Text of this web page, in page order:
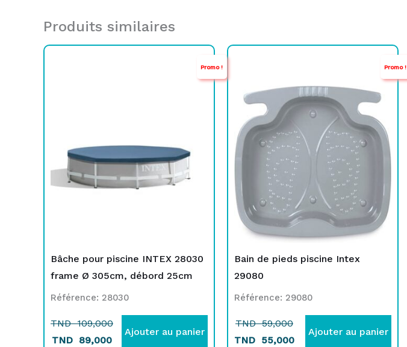
Produits similaires
Promo !
Bâche pour piscine INTEX 28030
frame Ø 305cm, débord 25cm
Référence: 28030
TND109,000
TND 89,000
Ajouter au panier
Promo !
Bain de pieds piscine Intex
29080
Référence: 29080
TND59,000
initial
était :
TND
59,000.
TND 55,000
actuel
est :
TND
55,000.
Ajouter au panier